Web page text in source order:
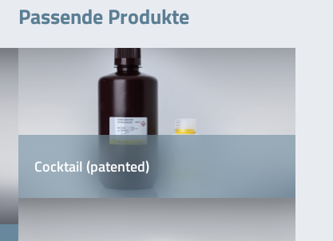
Passende Produkte
Cocktail (patented)